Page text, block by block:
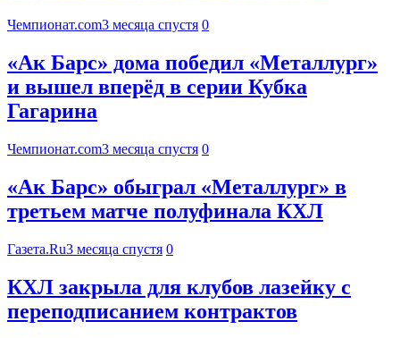
Чемпионат.com3 месяца спустя 0
«Ак Барс» дома победил «Металлург»
и вышел вперёд в серии Кубка
Гагарина
Чемпионат.com3 месяца спустя 0
«Ак Барс» обыграл «Металлург» в
третьем матче полуфинала КХЛ
Газета.Ru3 месяца спустя 0
КХЛ закрыла для клубов лазейку с
переподписанием контрактов